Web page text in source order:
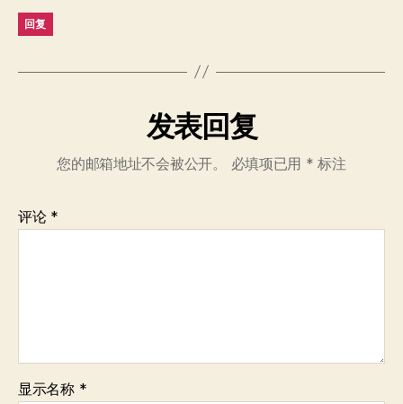
回复
发表回复
您的邮箱地址不会被公开。 必填项已用 * 标注
评论 *
显示名称 *